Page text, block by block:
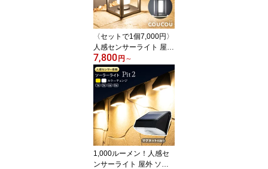
ルミネーション テラス
テント ベランダ ストリ
ング LED 〕
〈セットで1個7,000円〉
人感センサーライト 屋外
ソーラー 防水 クク【2年
保証】〔 人感 ソーラー
ライト 屋外 明るい 長時
間 ポーチライト LED ガ
ーデンライト 防水 ウォ
ールライト 門灯 玄関 照
明 防犯ライト 〕
7,800 円 ～
1,000ルーメン！人感セ
ンサーライト 屋外 ソー